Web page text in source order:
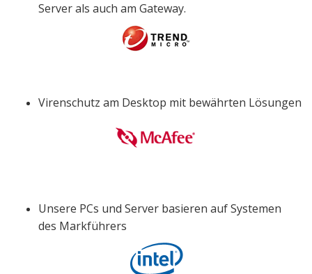
Server als auch am Gateway.
Virenschutz am Desktop mit bewährten Lösungen
Unsere PCs und Server basieren auf Systemen
des Markführers